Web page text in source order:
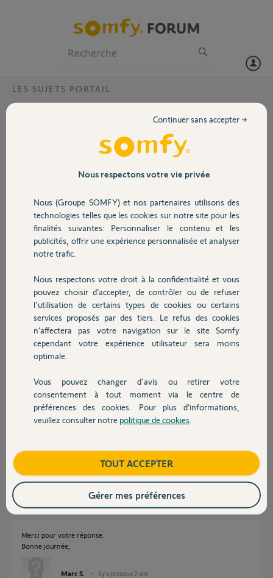
Volet
Sécurité
Domotique
Chauffage
Autres produits
Devis avec un pro
Contact
LES SUJETS PORTAIL
compatibilité Homekit Apple
Je viens d'installer un kit de connectivité Somfy.
J'ai créer le pont sur l'application "Maison" de mon Iphone. Le kit de
connectivité est bien lier, par contre ma motorisation portail Axovya
multipro io n'y apparait pas alors qu'elle est bien présente sur l'appli
Est-ce normal, la motorisation kde mon portail est-elle compatible
avec Apple ?
merci de vos réponse
Marc S.
il y a presque 2 ans
Participer au fil de discussion
Bonjour Marc,
Je vous confirme que cette motorisation ne fais pas partie de la liste de
Bonne journée
Nicolas F. il y a presque 2 ans
Merci pour votre réponse.
Bonne journée,
Marc S. il y a presque 2 ans
Nous respectons votre vie privée
Nous (Groupe SOMFY) et nos partenaires utilisons des
technologies telles que les cookies sur notre site pour les
finalités suivantes: Personnaliser le contenu et les
publicités, offrir une expérience personnalisée et analyser
notre trafic.
Nous respectons votre droit à la confidentialité et vous
pouvez choisir d’accepter, de contrôler ou de refuser
l'utilisation de certains types de cookies ou certains
services proposés par des tiers. Le refus des cookies
n’affectera pas votre navigation sur le site Somfy
cependant votre expérience utilisateur sera moins
optimale.
Vous pouvez changer d'avis ou retirer votre
consentement à tout moment via le centre de
préférences des cookies. Pour plus d’informations,
veuillez consulter notre politique de cookies
Continuer sans accepter →
TOUT ACCEPTER
Gérer mes préférences